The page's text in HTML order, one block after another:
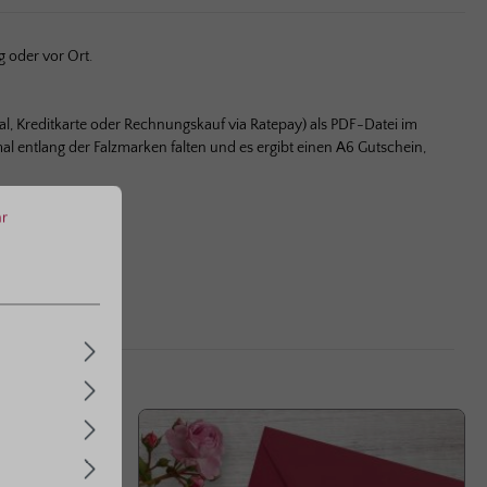
oder vor Ort.
Kreditkarte oder Rechnungskauf via Ratepay) als PDF-Datei im
entlang der Falzmarken falten und es ergibt einen A6 Gutschein,